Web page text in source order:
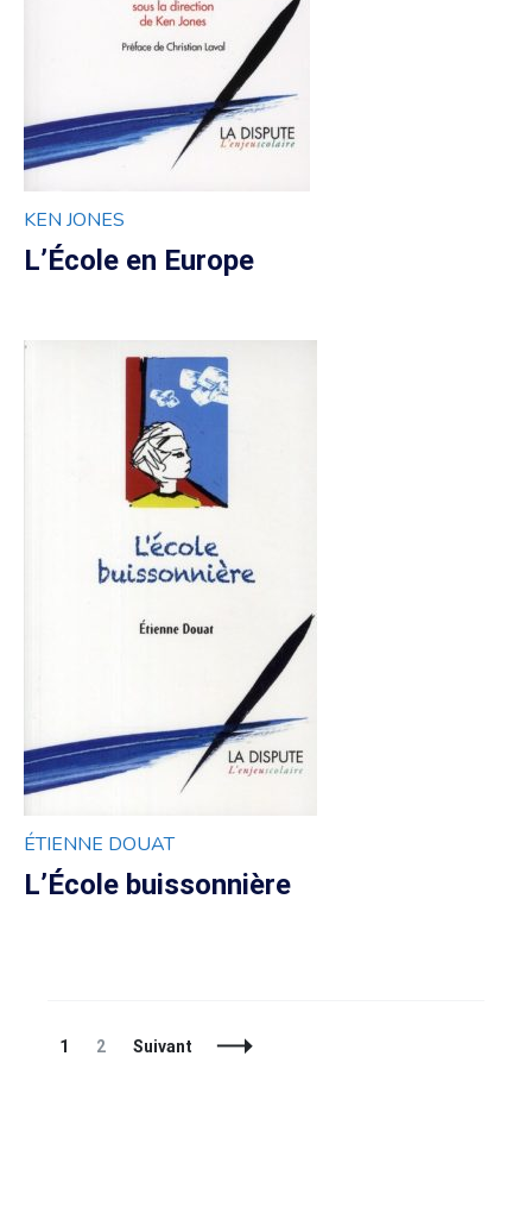
KEN JONES
L’École en Europe
ÉTIENNE DOUAT
L’École buissonnière
Navigation
Page
1 Page
2 Suivant